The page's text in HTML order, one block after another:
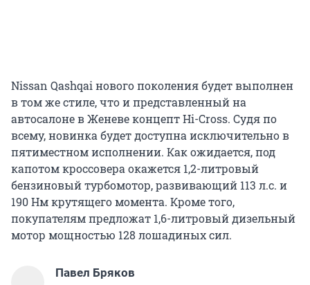
Nissan Qashqai нового поколения будет выполнен
в том же стиле, что и представленный на
автосалоне в Женеве концепт Hi-Cross. Судя по
всему, новинка будет доступна исключительно в
пятиместном исполнении. Как ожидается, под
капотом кроссовера окажется 1,2-литровый
бензиновый турбомотор, развивающий 113 л.с. и
190 Нм крутящего момента. Кроме того,
покупателям предложат 1,6-литровый дизельный
мотор мощностью 128 лошадиных сил.
Павел Бряков